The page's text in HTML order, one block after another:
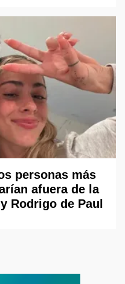
personas más
afuera de la
Rodrigo de Paul